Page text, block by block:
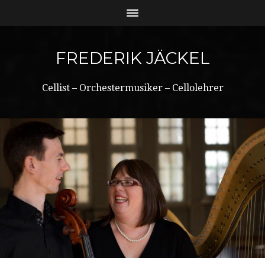
FREDERIK JÄCKEL
Cellist – Orchestermusiker – Cellolehrer